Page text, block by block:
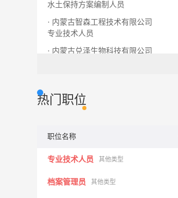
水土保持方案编制人员
· 内蒙古智森工程技术有限公司
专业技术人员
· 内蒙古兑泽生物科技有限公司
热门职位
职位名称
专业技术人员 其他类型
档案管理员 其他类型